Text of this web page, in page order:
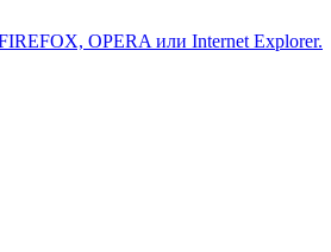
OPERA или Internet Explorer.